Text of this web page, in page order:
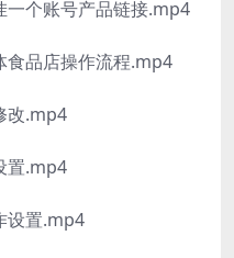
一个账号产品链接.mp4
食品店操作流程.mp4
改.mp4
置.mp4
设置.mp4